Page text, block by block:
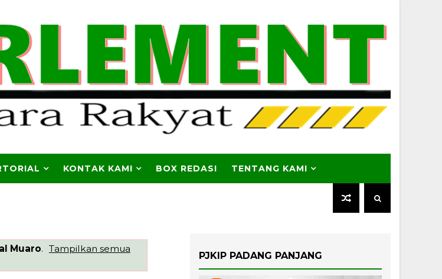
KONTAK KAMI BOX REDASI TENTANG KAMI
Muaro. Tampilkan semua
PJKIP PADANG PANJANG